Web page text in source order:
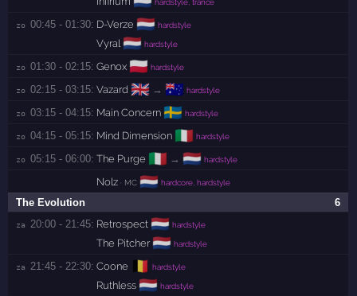
zo 00:45 - 01:30: D-Verze 🇳🇱 hardstyle
Vyral 🇳🇱 hardstyle
zo 01:30 - 02:15: Genox 🇵🇱 hardstyle
zo 02:15 - 03:15: Vazard 🇬🇧 → 🇦🇺 hardstyle
zo 03:15 - 04:15: Main Concern 🇸🇪 hardstyle
zo 04:15 - 05:15: Mind Dimension 🇮🇹 hardstyle
zo 05:15 - 06:00: The Purge 🇮🇹 → 🇳🇱 hardstyle
Nolz · MC 🇳🇱 hardcore, hardstyle
6
The Evolution
za 20:00 - 21:45: Retrospect 🇳🇱 hardstyle
The Pitcher 🇳🇱 hardstyle
za 21:45 - 22:30: Coone 🇧🇪 hardstyle
Ruthless 🇳🇱 hardstyle